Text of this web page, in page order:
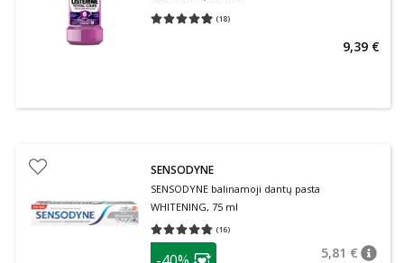
(18)
Vidutinis įvertinimas 4.94
9,39 €
SENSODYNE
SENSODYNE balinamoji dantų pasta
WHITENING, 75 ml
(16)
Vidutinis įvertinimas 4.75
patarimas 5,81 €